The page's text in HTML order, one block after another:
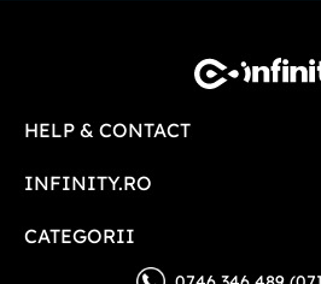
HELP & CONTACT
INFINITY.RO
CATEGORII